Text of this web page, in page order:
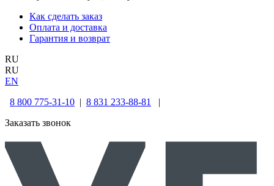
Как сделать заказ
Оплата и доставка
Гарантия и возврат
RU
RU
EN
8 800 775-31-10 | 8 831 233-88-81
|
Заказать звонок